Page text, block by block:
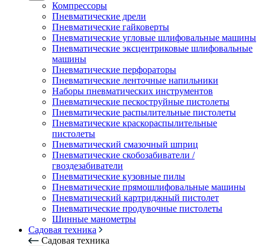
Компрессоры
Пневматические дрели
Пневматические гайковерты
Пневматические угловые шлифовальные машины
Пневматические эксцентриковые шлифовальные
машины
Пневматические перфораторы
Пневматические ленточные напильники
Наборы пневматических инструментов
Пневматические пескоструйные пистолеты
Пневматические распылительные пистолеты
Пневматические краскораспылительные
пистолеты
Пневматический смазочный шприц
Пневматические скобозабиватели /
гвоздезабиватели
Пневматические кузовные пилы
Пневматические прямошлифовальные машины
Пневматический картриджный пистолет
Пневматические продувочные пистолеты
Шинные манометры
Садовая техника
Садовая техника